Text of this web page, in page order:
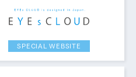
SPECIAL WEBSITE